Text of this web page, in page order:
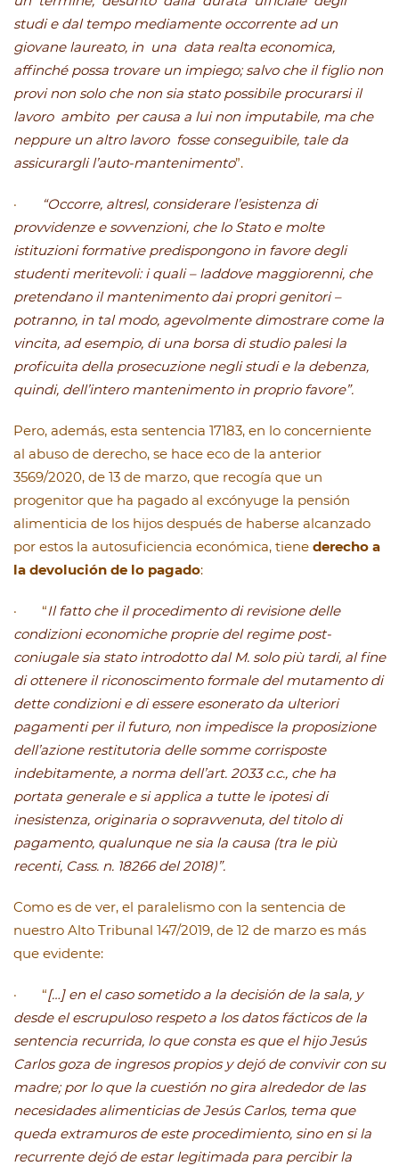
studi e dal tempo mediamente occorrente ad un
giovane laureato, in una data realta economica,
affinché possa trovare un impiego; salvo che il figlio non
provi non solo che non sia stato possibile procurarsi il
lavoro ambito per causa a lui non imputabile, ma che
neppure un altro lavoro fosse conseguibile, tale da
assicurargli l’auto-mantenimento”.
·
“Occorre, altresl, considerare l’esistenza di
provvidenze e sovvenzioni, che lo Stato e molte
istituzioni formative predispongono in favore degli
studenti meritevoli: i quali – laddove maggiorenni, che
pretendano il mantenimento dai propri genitori –
potranno, in tal modo, agevolmente dimostrare come la
vincita, ad esempio, di una borsa di studio palesi la
proficuita della prosecuzione negli studi e la debenza,
quindi, dell’intero mantenimento in proprio favore”.
Pero, además, esta sentencia 17183, en lo concerniente
al abuso de derecho, se hace eco de la anterior
3569/2020, de 13 de marzo, que recogía que un
progenitor que ha pagado al excónyuge la pensión
alimenticia de los hijos después de haberse alcanzado
por estos la autosuficiencia económica, tiene derecho a
la devolución de lo pagado:
· “Il fatto che il procedimento di revisione delle
condizioni economiche proprie del regime post-
coniugale sia stato introdotto dal M. solo più tardi, al fine
di ottenere il riconoscimento formale del mutamento di
dette condizioni e di essere esonerato da ulteriori
pagamenti per il futuro, non impedisce la proposizione
dell’azione restitutoria delle somme corrisposte
indebitamente, a norma dell’art. 2033 c.c., che ha
portata generale e si applica a tutte le ipotesi di
inesistenza, originaria o sopravvenuta, del titolo di
pagamento, qualunque ne sia la causa (tra le più
recenti, Cass. n. 18266 del 2018)”.
Como es de ver, el paralelismo con la sentencia de
nuestro Alto Tribunal 147/2019, de 12 de marzo es más
que evidente:
· “[…] en el caso sometido a la decisión de la sala, y
desde el escrupuloso respeto a los datos fácticos de la
sentencia recurrida, lo que consta es que el hijo Jesús
Carlos goza de ingresos propios y dejó de convivir con su
madre; por lo que la cuestión no gira alrededor de las
necesidades alimenticias de Jesús Carlos, tema que
queda extramuros de este procedimiento, sino en si la
recurrente dejó de estar legitimada para percibir la